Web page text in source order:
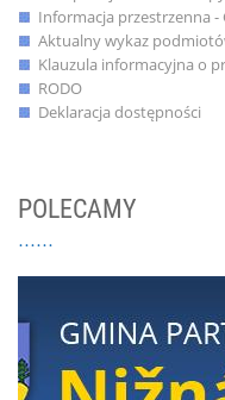
Informacja przestrzenna -
Aktualny wykaz
Klauzula informacyjna o
RODO
Deklaracja dostępności
POLECAMY